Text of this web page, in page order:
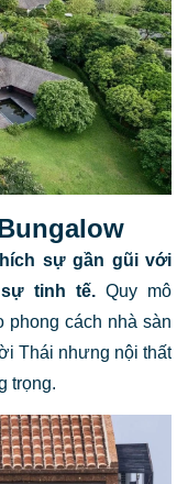
sự gần gũi với
tinh tế. Quy mô
phong cách nhà sàn
Thái nhưng nội thất
trọng.